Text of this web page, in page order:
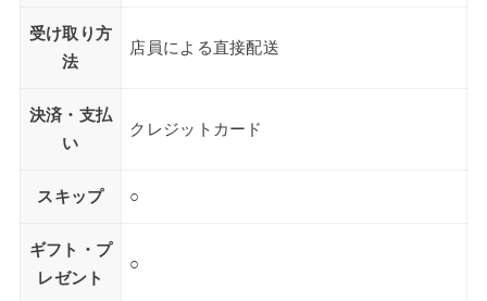
受け取り方
法
店員による直接配送
決済・支払
い
クレジットカード
スキップ ○
ギフト・プ
レゼント
○